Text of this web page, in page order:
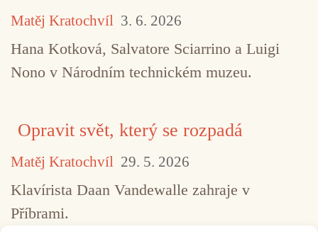
Matěj Kratochvíl 3. 6. 2026
Hana Kotková, Salvatore Sciarrino a Luigi
Nono v Národním technickém muzeu.
Opravit svět, který se rozpadá
Matěj Kratochvíl 29. 5. 2026
Klavírista Daan Vandewalle zahraje v
Příbrami.